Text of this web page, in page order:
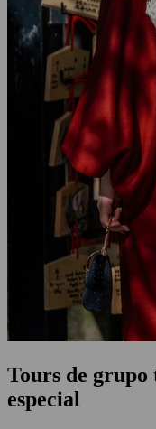
Tours de grupo
especial